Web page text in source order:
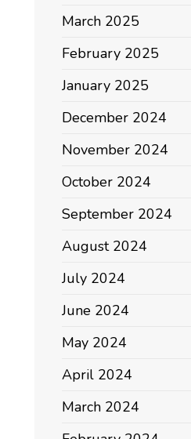
March 2025
February 2025
January 2025
December 2024
November 2024
October 2024
September 2024
August 2024
July 2024
June 2024
May 2024
April 2024
March 2024